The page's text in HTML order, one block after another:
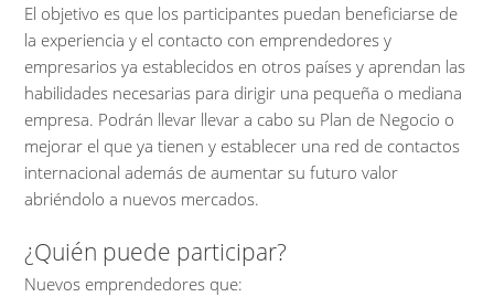
El objetivo es que los participantes puedan beneficiarse de
la experiencia y el contacto con emprendedores y
empresarios ya establecidos en otros países y aprendan las
habilidades necesarias para dirigir una pequeña o mediana
empresa. Podrán llevar llevar a cabo su Plan de Negocio o
mejorar el que ya tienen y establecer una red de contactos
internacional además de aumentar su futuro valor
abriéndolo a nuevos mercados.
¿Quién puede participar?
Nuevos emprendedores que: